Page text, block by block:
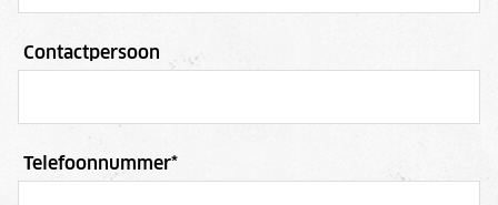
Contactpersoon
Telefoonnummer*